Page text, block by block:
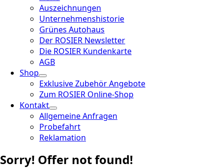
Auszeichnungen
Unternehmenshistorie
Grünes Autohaus
Der ROSIER Newsletter
Die ROSIER Kundenkarte
AGB
Shop
Exklusive Zubehör Angebote
Zum ROSIER Online-Shop
Kontakt
Allgemeine Anfragen
Probefahrt
Reklamation
Sorry! Offer not found!